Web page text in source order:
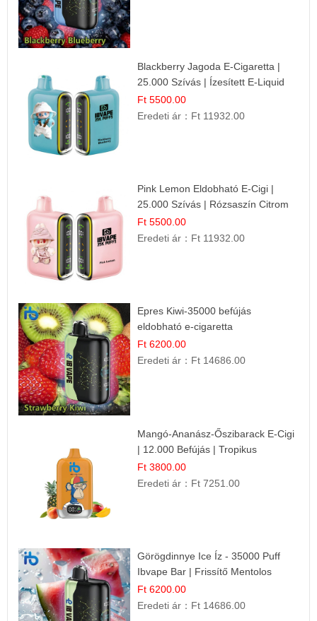
Blackberry Jagoda E-Cigaretta |
25.000 Szívás | Ízesített E-Liquid
Ft 5500.00
Eredeti ár： Ft 11932.00
Pink Lemon Eldobható E-Cigi |
25.000 Szívás | Rózsaszín Citrom
Íz
Ft 5500.00
Eredeti ár： Ft 11932.00
Epres Kiwi-35000 befújás
eldobható e-cigaretta
Ft 6200.00
Eredeti ár： Ft 14686.00
Mangó-Ananász-Őszibarack E-Cigi
| 12.000 Befújás | Tropikus
Gyümölcs Íz
Ft 3800.00
Eredeti ár： Ft 7251.00
Görögdinnye Ice Íz - 35000 Puff
Ibvape Bar | Frissítő Mentolos
Élmény!
Ft 6200.00
Eredeti ár： Ft 14686.00